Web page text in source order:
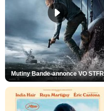
Mutiny Bande-annonce VO STFR